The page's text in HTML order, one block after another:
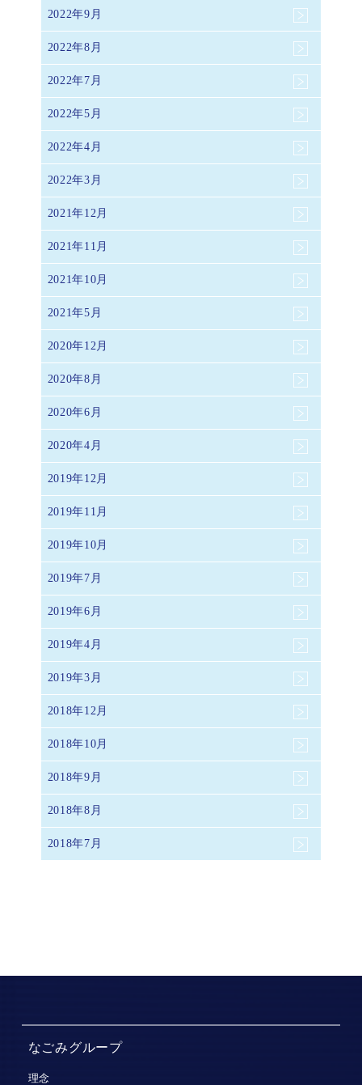
2022年9月
2022年8月
2022年7月
2022年5月
2022年4月
2022年3月
2021年12月
2021年11月
2021年10月
2021年5月
2020年12月
2020年8月
2020年6月
2020年4月
2019年12月
2019年11月
2019年10月
2019年7月
2019年6月
2019年4月
2019年3月
2018年12月
2018年10月
2018年9月
2018年8月
2018年7月
なごみグループ
理念